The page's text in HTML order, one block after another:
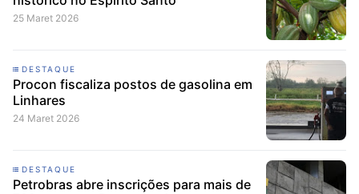
25 Maret 2026
DESTAQUE
Procon fiscaliza postos de gasolina em
Linhares
24 Maret 2026
DESTAQUE
Petrobras abre inscrições para mais de